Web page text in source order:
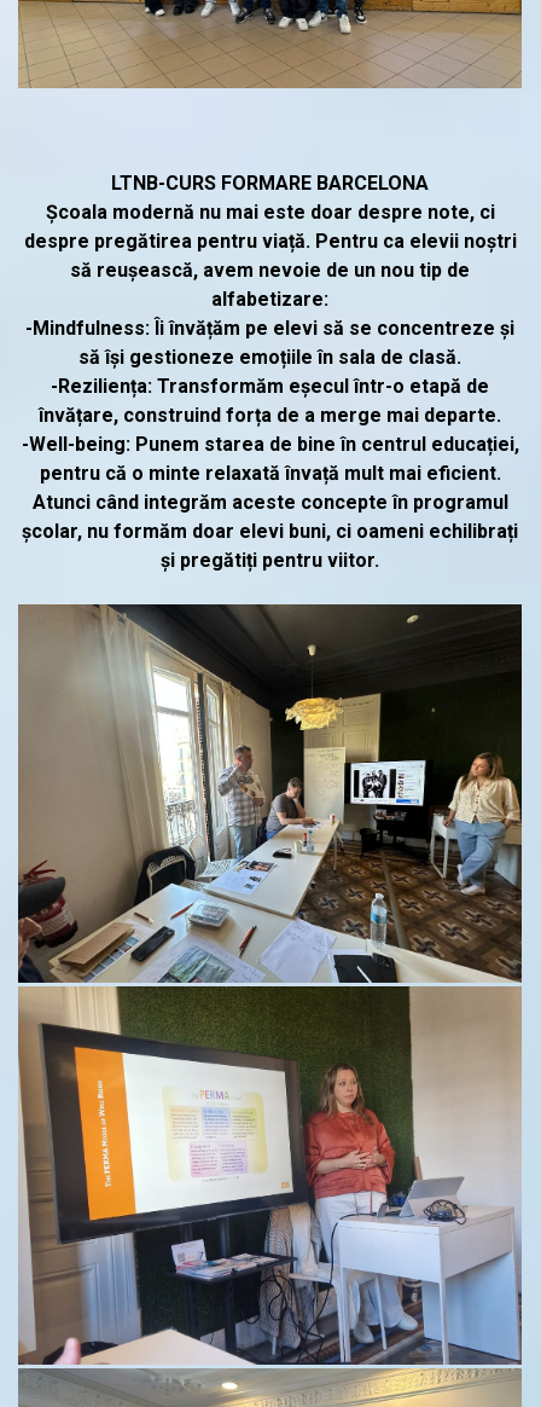
LTNB-CURS FORMARE BARCELONA
​Școala modernă nu mai este doar despre note, ci
despre pregătirea pentru viață. Pentru ca elevii noștri
să reușească, avem nevoie de un nou tip de
alfabetizare:
-​Mindfulness: Îi învățăm pe elevi să se concentreze și
să își gestioneze emoțiile în sala de clasă.
-​Reziliența: Transformăm eșecul într-o etapă de
învățare, construind forța de a merge mai departe.
-​Well-being: Punem starea de bine în centrul educației,
pentru că o minte relaxată învață mult mai eficient.
​Atunci când integrăm aceste concepte în programul
școlar, nu formăm doar elevi buni, ci oameni echilibrați
și pregătiți pentru viitor.